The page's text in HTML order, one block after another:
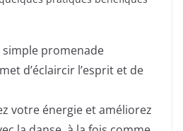
simple promenade
d’éclaircir l’esprit et de
votre énergie et améliorez